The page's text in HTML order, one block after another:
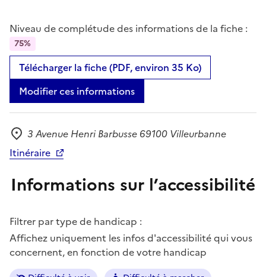
Niveau de complétude des informations de la fiche :
75%
Télécharger la fiche (PDF, environ 35 Ko)
Modifier ces informations
Adresse
3 Avenue Henri Barbusse 69100 Villeurbanne
Itinéraire
Informations sur l’accessibilité
Filtrer par type de handicap :
Affichez uniquement les infos d'accessibilité qui vous
concernent, en fonction de votre handicap